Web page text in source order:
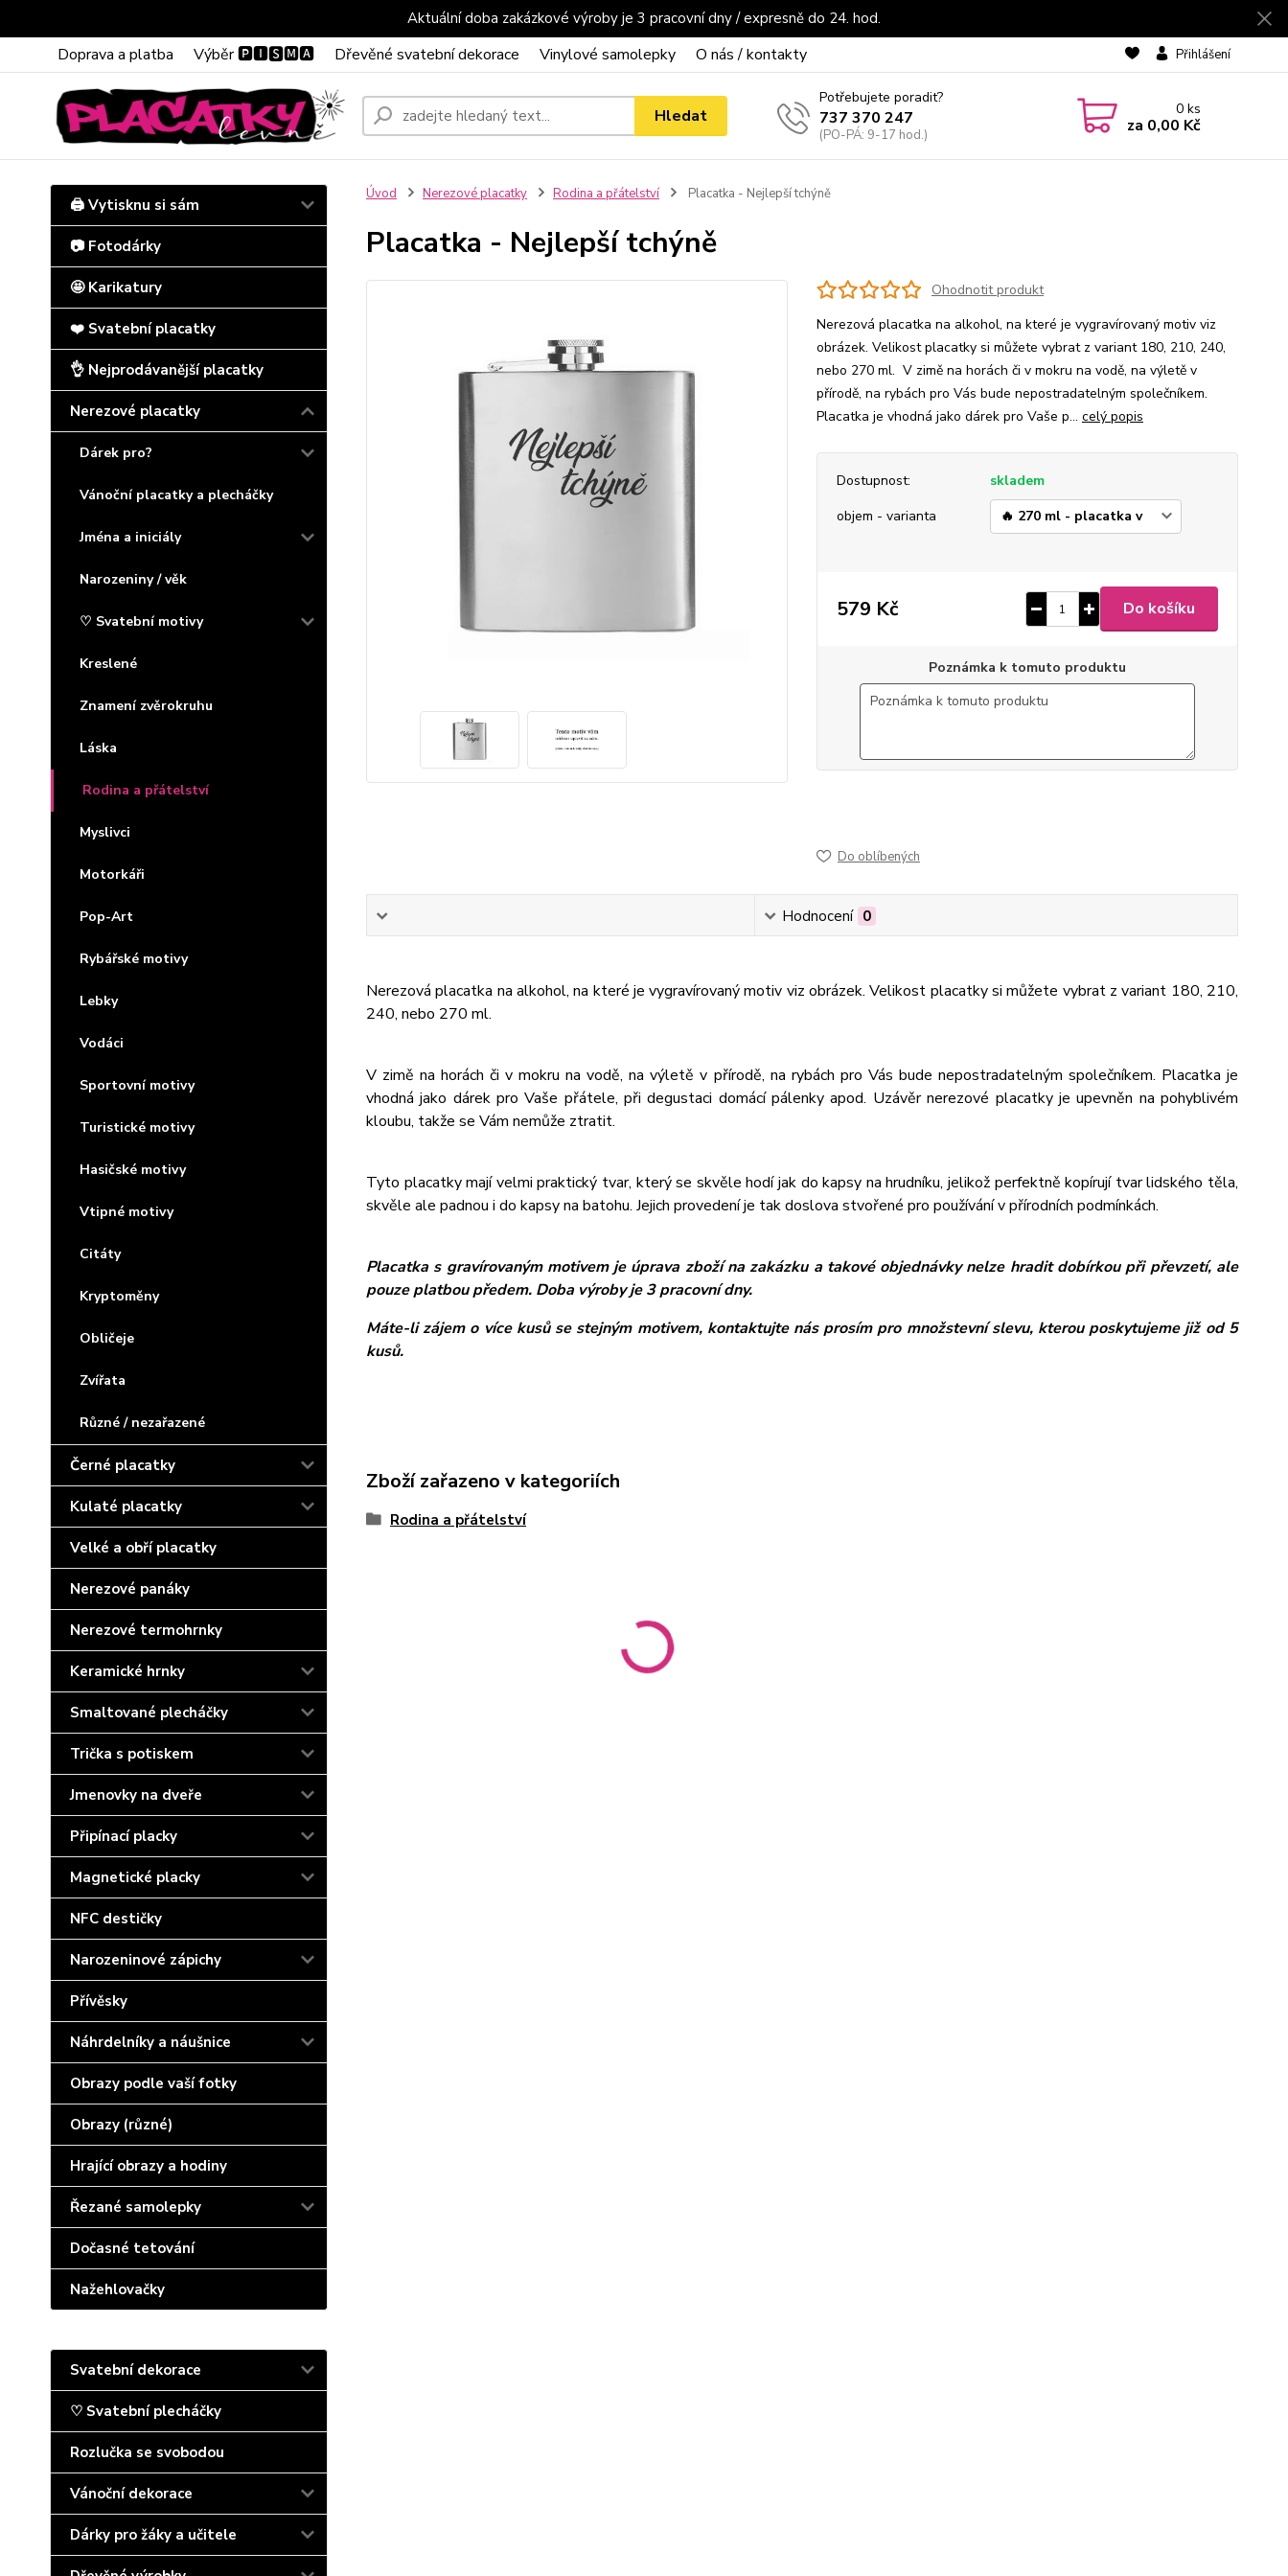
Aktuální doba zakázkové výroby je 3 pracovní dny / expresně do 24. hod.
Doprava a platba Výběr 🅿🅸🆂🅼🅰 Dřevěné svatební dekorace Vinylové samolepky O nás / kontakty Přihlášení
Hledat
Potřebujete poradit?
737 370 247
(PO-PÁ: 9-17 hod.)
0ks
za 0,00 Kč
🖨️ Vytisknu si sám
📷 Fotodárky
🤩 Karikatury
❤️ Svatební placatky
👌 Nejprodávanější placatky
Nerezové placatky
Dárek pro?
Vánoční placatky a plecháčky
Jména a iniciály
Narozeniny / věk
♡ Svatební motivy
Kreslené
Znamení zvěrokruhu
Láska
Rodina a přátelství
Myslivci
Motorkáři
Pop-Art
Rybářské motivy
Lebky
Vodáci
Sportovní motivy
Turistické motivy
Hasičské motivy
Vtipné motivy
Citáty
Kryptoměny
Obličeje
Zvířata
Různé / nezařazené
Černé placatky
Kulaté placatky
Velké a obří placatky
Nerezové panáky
Nerezové termohrnky
Keramické hrnky
Smaltované plecháčky
Trička s potiskem
Jmenovky na dveře
Připínací placky
Magnetické placky
NFC destičky
Narozeninové zápichy
Přívěsky
Náhrdelníky a náušnice
Obrazy podle vaší fotky
Obrazy (různé)
Hrající obrazy a hodiny
Řezané samolepky
Dočasné tetování
Nažehlovačky
Svatební dekorace
♡ Svatební plecháčky
Rozlučka se svobodou
Vánoční dekorace
Dárky pro žáky a učitele
Úvod Nerezové placatky Rodina a přátelství Placatka - Nejlepší tchýně
Placatka - Nejlepší tchýně
Ohodnotit produkt
Nerezová placatka na alkohol, na které je vygravírovaný motiv viz
obrázek. Velikost placatky si můžete vybrat z variant 180, 210, 240,
nebo 270 ml. V zimě na horách či v mokru na vodě, na výletě v
přírodě, na rybách pro Vás bude nepostradatelným společníkem.
Placatka je vhodná jako dárek pro Vaše p... celý popis
Dostupnost:
skladem
objem - varianta
579 Kč Do košíku
Poznámka k tomuto produktu
Do oblíbených
Hodnocení 0
Nerezová placatka na alkohol, na které je vygravírovaný motiv viz obrázek. Velikost placatky si můžete vybrat z variant 180, 210,
240, nebo 270 ml.
V zimě na horách či v mokru na vodě, na výletě v přírodě, na rybách pro Vás bude nepostradatelným společníkem. Placatka je
vhodná jako dárek pro Vaše přátele, při degustaci domácí pálenky apod. Uzávěr nerezové placatky je upevněn na pohyblivém
kloubu, takže se Vám nemůže ztratit.
Tyto placatky mají velmi praktický tvar, který se skvěle hodí jak do kapsy na hrudníku, jelikož perfektně kopírují tvar lidského těla,
skvěle ale padnou i do kapsy na batohu. Jejich provedení je tak doslova stvořené pro používání v přírodních podmínkách.
Placatka s gravírovaným motivem je úprava zboží na zakázku a takové objednávky nelze hradit dobírkou při převzetí, ale
pouze platbou předem. Doba výroby je 3 pracovní dny.
Máte-li zájem o více kusů se stejným motivem, kontaktujte nás prosím pro množstevní slevu, kterou poskytujeme již od 5
kusů.
Zboží zařazeno v kategoriích
Rodina a přátelství